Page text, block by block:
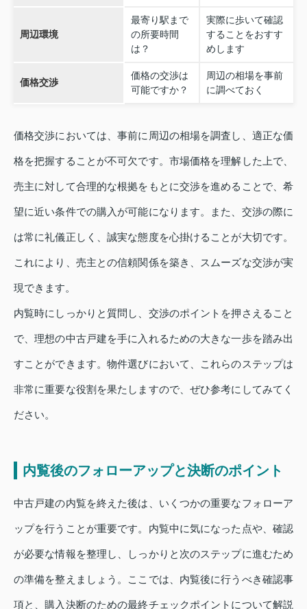
周辺環境
最寄り駅まで
の所要時間
は？
実際に歩いて確認
することをおすす
めします
価格交渉
価格の交渉は
可能ですか？
周辺の相場を事前
に調べておく
価格交渉においては、事前に周辺の相場を調査し、適正な価
格を把握することが不可欠です。市場価格を理解した上で、
売主に対して合理的な根拠をもとに交渉を進めることで、希
望に近い条件での購入が可能になります。また、交渉の際に
は常に礼儀正しく、誠実な態度を心掛けることが大切です。
これにより、売主との信頼関係を築き、スムーズな交渉が実
現できます。
内覧時にしっかりと質問し、交渉のポイントを押さえること
で、理想の中古戸建を手に入れるための大きな一歩を踏み出
すことができます。物件選びにおいて、これらのステップは
非常に重要な役割を果たしますので、ぜひ参考にしてみてく
ださい。
内覧後のフォローアップと決断のポイント
中古戸建の内覧を終えた後は、いくつかの重要なフォローア
ップを行うことが重要です。内覧中に気になった点や、確認
が必要な情報を整理し、しっかりと次のステップに進むため
の準備を整えましょう。ここでは、内覧後に行うべき確認事
項と、購入決断のための最終チェックポイントについて解説